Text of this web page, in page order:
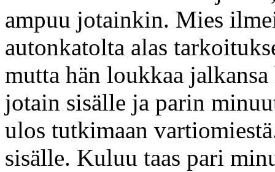
ampuu jotainkin. Mies
autonkatolta alas
mutta hän loukkaa
jotain sisälle ja parin
ulos tutkimaan
sisälle. Kuluu taas pari